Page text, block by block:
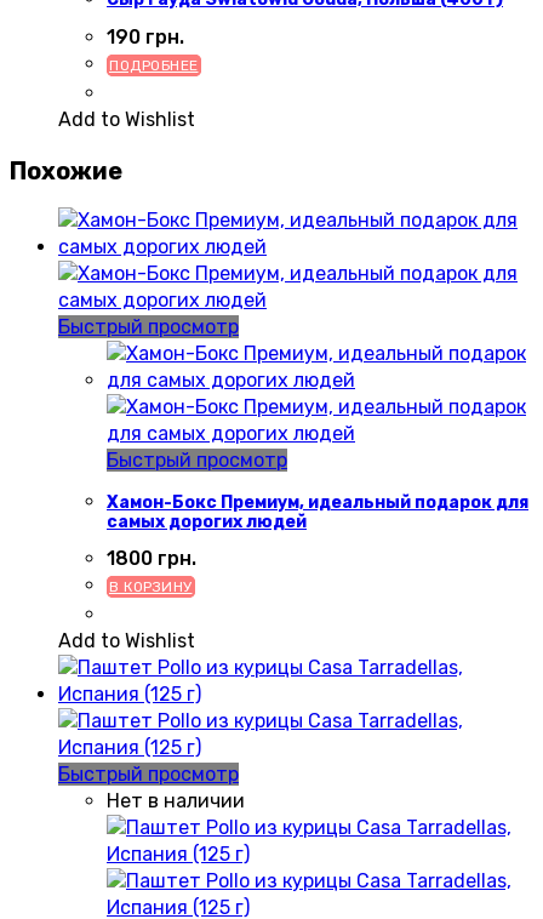
190 грн.
ПОДРОБНЕЕ
Add to Wishlist
Похожие
Быстрый просмотр
Быстрый просмотр
Хамон-Бокс Премиум, идеальный подарок для
самых дорогих людей
1800 грн.
В КОРЗИНУ
Add to Wishlist
Быстрый просмотр
Нет в наличии